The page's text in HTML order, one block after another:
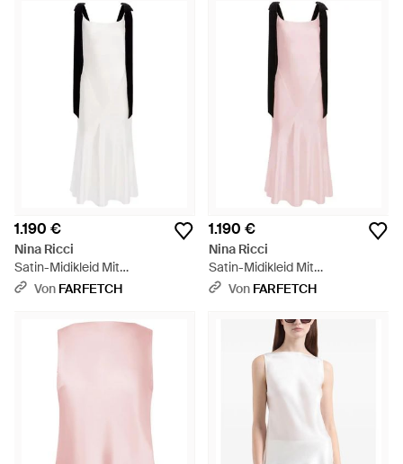
1.190 €
Nina Ricci
Satin-Midikleid Mit
Schleifendetail - Weiß
Von FARFETCH
1.190 €
Nina Ricci
Satin-Midikleid Mit
Schleifendetail - Pink
Von FARFETCH